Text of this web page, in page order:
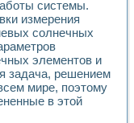
Назначение. Состав.
INSTRUMENTS
и корреляционный
принципа действия
учебных
для изучения
LabVIEW
для исследования
системы.
измерения
солнечных
элементов и
задача, решением
мире, поэтому
в этой